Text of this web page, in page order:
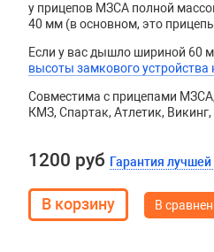
у прицепов МЗСА полной
40 мм (в основном, это
Если у вас дышло шириной 60
высоты замкового
Совместима с прицепами
КМЗ, Спартак, Атлетик,
1200 руб Гарантия
В